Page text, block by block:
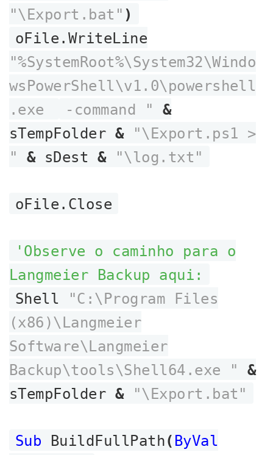
"\Export.bat" )
oFile.WriteLine
"%SystemRoot%\System32\Windo
wsPowerShell\v1.0\powershell
.exe
-command "
&
sTempFolder &
"\Export.ps1 >
"
&sDest & "\log.txt"
oFile.Close
'Observe o caminho para o
Langmeier Backup aqui:
Shell
"C:\Program Files
(x86)\Langmeier
Software\Langmeier
Backup\tools\Shell64.exe "
&
sTempFolder & "\Export.bat"
Sub BuildFullPath( ByVal